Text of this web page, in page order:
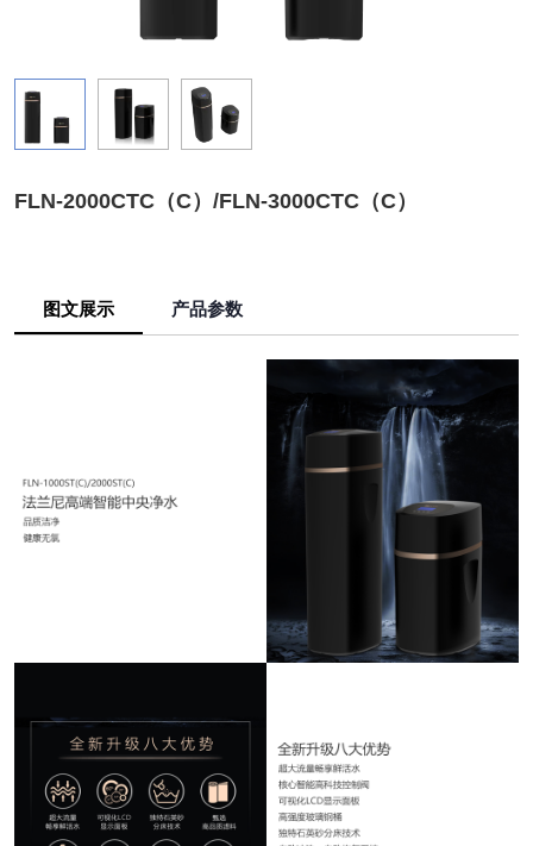
FLN-2000CTC（C）/FLN-3000CTC（C）
图文展示 产品参数